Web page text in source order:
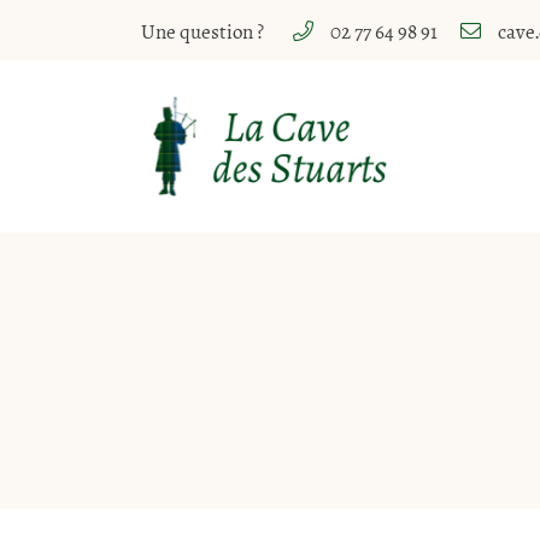
Une question ? 02 77 64 98 91